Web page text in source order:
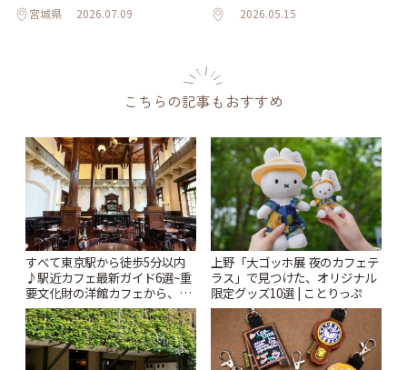
宮城県 2026.07.09 2026.05.15
こちらの記事もおすすめ
すべて東京駅から徒歩5分以内
♪駅近カフェ最新ガイド6選~重
要文化財の洋館カフェから、改
札すぐのレトロ喫茶まで~ | こと
りっぷ
上野「大ゴッホ展 夜のカフェテ
ラス」で見つけた、オリジナル
限定グッズ10選 | ことりっぷ